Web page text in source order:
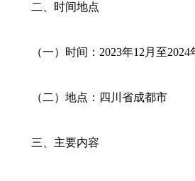
二、时间地点
（一）时间：2023年12月至2024
（二）地点：四川省成都市
三、主要内容